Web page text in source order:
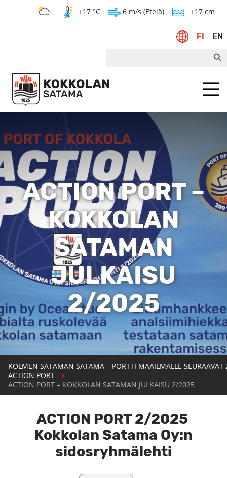
+17 °C 6 m/s (Etelä) +17 cm
FI EN
Menu
ACTION PORT –
KOKKOLAN
SATAMAN
JULKAISU
2/2025
KOLMEN SATAMAN SATAMA – PORTTI MAAILMALLE SEURAAVAT
ACTION PORT
ACTION PORT – KOKKOLAN SATAMAN JULKAISU 2/2025
ACTION PORT 2/2025
Kokkolan Satama Oy:n
sidosryhmälehti